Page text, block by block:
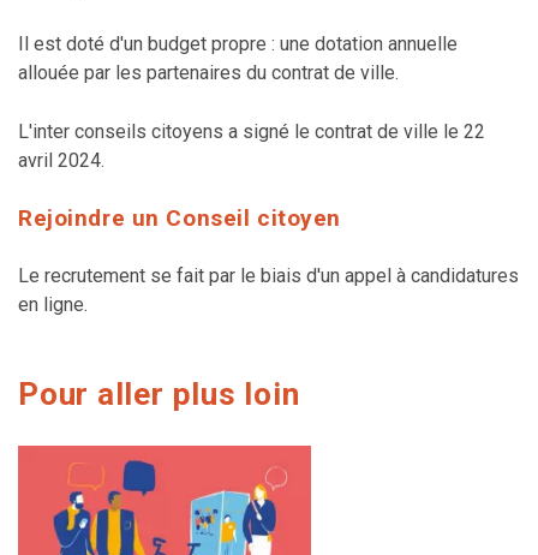
Il est doté d'un budget propre : une dotation annuelle
allouée par les partenaires du contrat de ville.
L'inter conseils citoyens a signé le contrat de ville le 22
avril 2024.
Rejoindre un Conseil citoyen
Le recrutement se fait par le biais d'un appel à candidatures
en ligne.
Pour aller plus loin